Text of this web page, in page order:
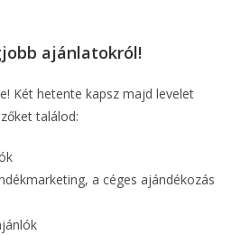
ajánlatokról!
Két hetente kapsz majd levelet
találod:
a céges ajándékozás